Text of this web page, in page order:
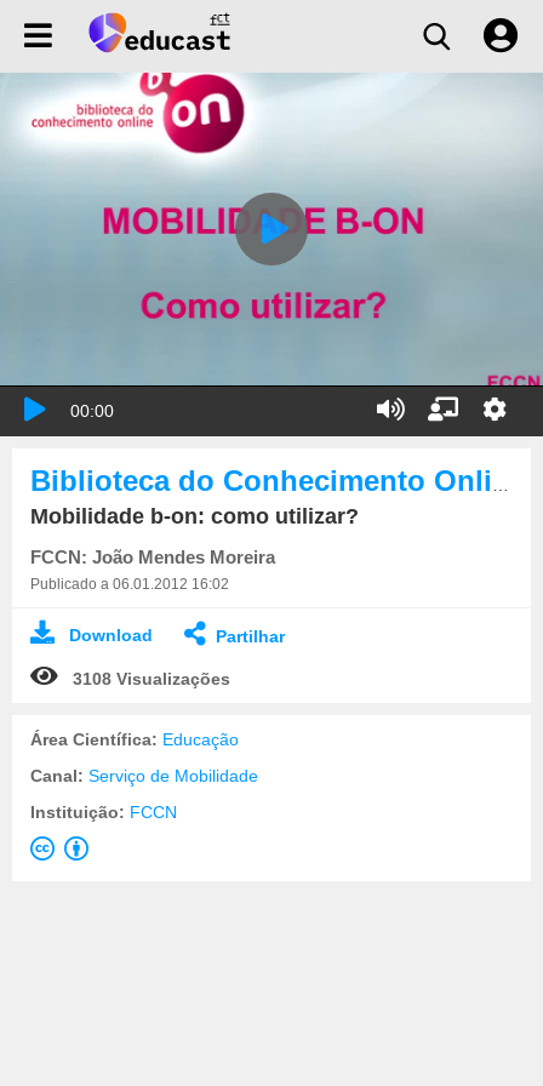
00:00
Mobilidade b-on: como utilizar?
FCCN: João Mendes Moreira
Publicado a 06.01.2012 16:02
Download Partilhar
3108 Visualizações
Área Científica: Educação
Canal: Serviço de Mobilidade
Instituição: FCCN